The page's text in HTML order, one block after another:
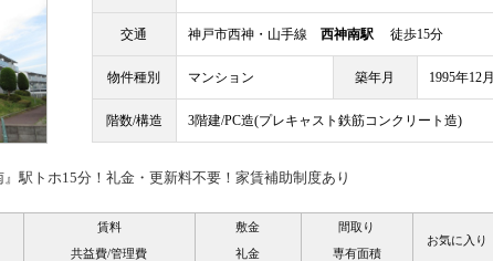
交通 神戸市西神・山手線 西神南駅徒歩15分
物件種別 マンション 築年月 1995年12月
階数/構造 3階建/PC造(プレキャスト鉄筋コンクリート造)
駅トホ15分！礼金・更新料不要！家賃補助制度あり
賃料
共益費/管理費
敷金
礼金
間取り
専有面積
お気に入り